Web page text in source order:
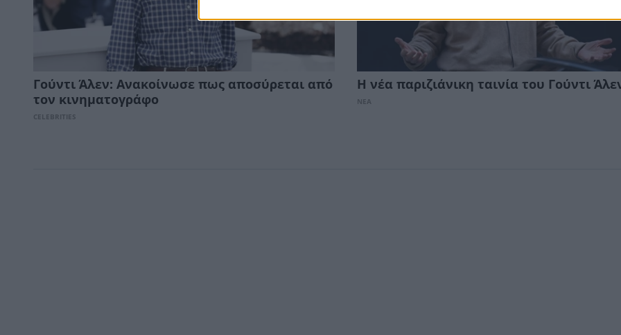
Γούντι Άλεν: Ανακοίνωσε πως αποσύρεται από
τον κινηματογράφο
CELEBRITIES
Η νέα παριζιάνικη ταινία του Γούντι
ΝΕΑ